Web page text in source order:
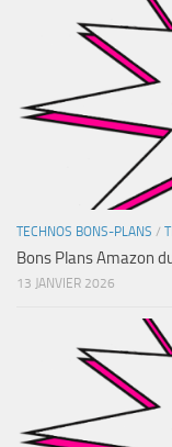
TECHNOS BONS-PLANS /
Bons Plans Amazon
13 JANVIER 2026